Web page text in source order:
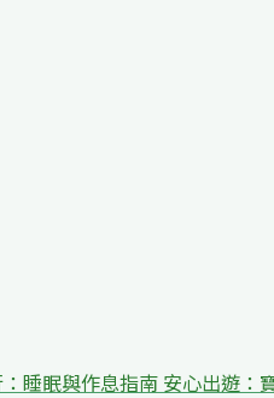
睡眠與作息指南 安心出遊：